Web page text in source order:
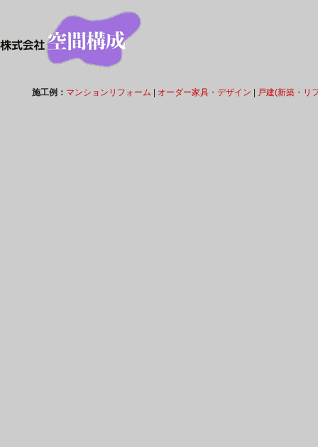
施工例： マンションリフォーム オーダー家具・デザイン 戸建(新築・リ